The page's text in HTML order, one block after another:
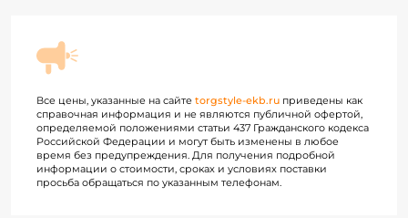
Все цены, указанные на сайте torgstyle-ekb.ru приведены как
справочная информация и не являются публичной офертой,
определяемой положениями статьи 437 Гражданского кодекса
Российской Федерации и могут быть изменены в любое
время без предупреждения. Для получения подробной
информации о стоимости, сроках и условиях поставки
просьба обращаться по указанным телефонам.